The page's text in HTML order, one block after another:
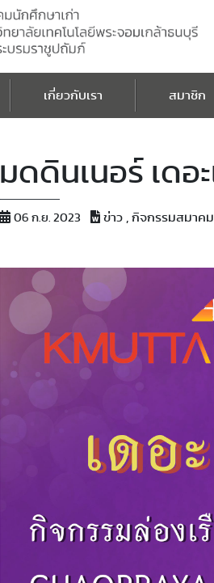
เกี่ยวกับเรา สมาชิก
มดดินเนอร์ เดอ
06 ก.ย. 2023 ข่าว , กิจกรรมสมาค